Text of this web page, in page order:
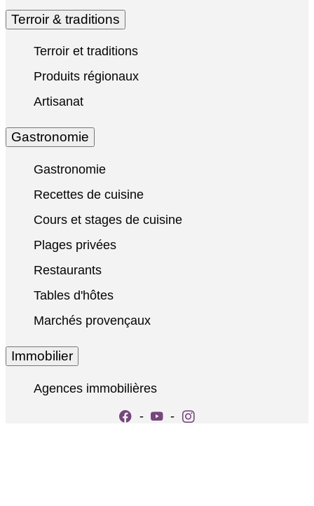
Terroir & traditions
Terroir et traditions
Produits régionaux
Artisanat
Gastronomie
Gastronomie
Recettes de cuisine
Cours et stages de cuisine
Plages privées
Restaurants
Tables d'hôtes
Marchés provençaux
Immobilier
Agences immobilières
-
-